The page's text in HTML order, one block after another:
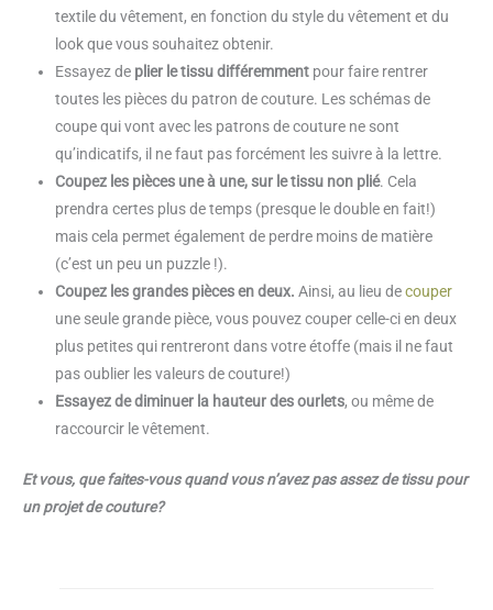
textile du vêtement, en fonction du style du vêtement et du
look que vous souhaitez obtenir.
Essayez de plier le tissu différemment pour faire rentrer
toutes les pièces du patron de couture. Les schémas de
coupe qui vont avec les patrons de couture ne sont
qu’indicatifs, il ne faut pas forcément les suivre à la lettre.
Coupez les pièces une à une, sur le tissu non plié. Cela
prendra certes plus de temps (presque le double en fait!)
mais cela permet également de perdre moins de matière
(c’est un peu un puzzle !).
Coupez les grandes pièces en deux. Ainsi, au lieu decouper
une seule grande pièce, vous pouvez couper celle-ci en deux
plus petites qui rentreront dans votre étoffe (mais il ne faut
pas oublier les valeurs de couture!)
Essayez de diminuer la hauteur des ourlets, ou même de
raccourcir le vêtement.
Et vous, que faites-vous quand vous n’avez pas assez de tissu pour
un projet de couture?